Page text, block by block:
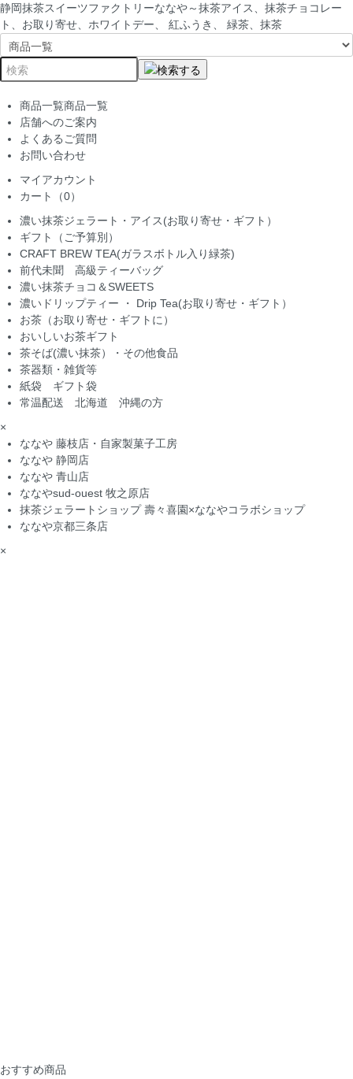
静岡抹茶スイーツファクトリーななや～抹茶アイス、抹茶チョコレー
ト、お取り寄せ、ホワイトデー、 紅ふうき、 緑茶、抹茶
商品一覧商品一覧
店舗へのご案内
よくあるご質問
お問い合わせ
マイアカウント
カート（0）
濃い抹茶ジェラート・アイス(お取り寄せ・ギフト）
ギフト（ご予算別）
CRAFT BREW TEA(ガラスボトル入り緑茶)
前代未聞 高級ティーバッグ
濃い抹茶チョコ＆SWEETS
濃いドリップティー ・ Drip Tea(お取り寄せ・ギフト）
お茶（お取り寄せ・ギフトに）
おいしいお茶ギフト
茶そば(濃い抹茶）・その他食品
茶器類・雑貨等
紙袋 ギフト袋
常温配送 北海道 沖縄の方
×
ななや 藤枝店・自家製菓子工房
ななや 静岡店
ななや 青山店
ななやsud-ouest 牧之原店
抹茶ジェラートショップ 壽々喜園×ななやコラボショップ
ななや京都三条店
×
おすすめ商品